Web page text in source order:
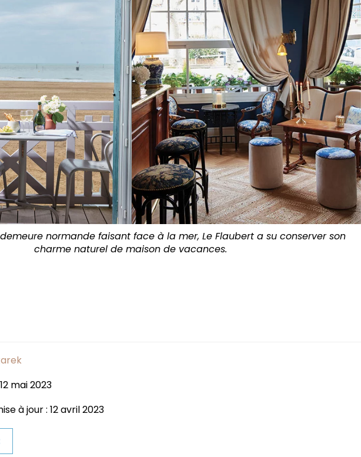
normande faisant face à la mer, Le Flaubert a su conserver son
charme naturel de maison de vacances.
mai 2023
à jour : 12 avril 2023